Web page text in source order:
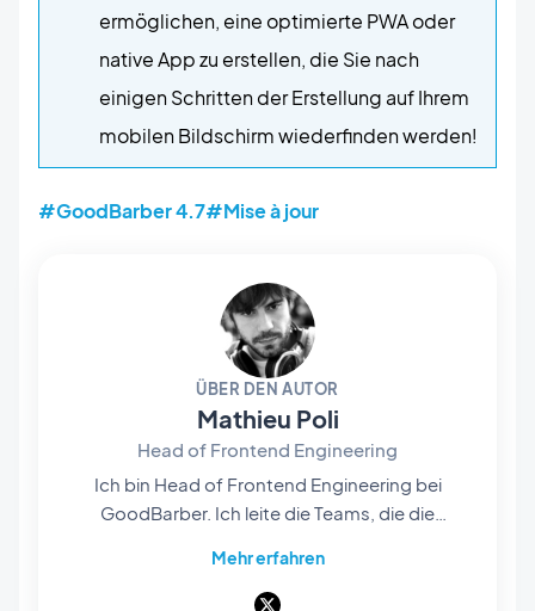
ermöglichen, eine optimierte PWA oder
native App zu erstellen, die Sie nach
einigen Schritten der Erstellung auf Ihrem
mobilen Bildschirm wiederfinden werden!
#GoodBarber 4.7#Mise à jour
ÜBER DEN AUTOR
Mathieu Poli
Head of Frontend Engineering
Ich bin Head of Frontend Engineering bei
GoodBarber. Ich leite die Teams, die die
Code-Plattform entwickeln: Sie sind es, die die
Projekte unserer Nutzer zum Leben erwecken
Mehr erfahren